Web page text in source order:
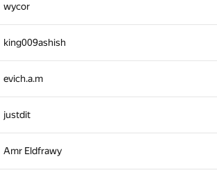
wycor
king009ashish
evich.a.m
justdit
Amr Eldfrawy